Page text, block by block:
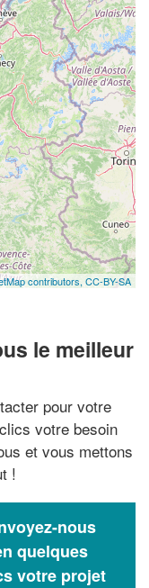
contributors, CC-BY-SA
le meilleur
pour votre
votre besoin
et vous mettons
!
nous
quelques
votre projet